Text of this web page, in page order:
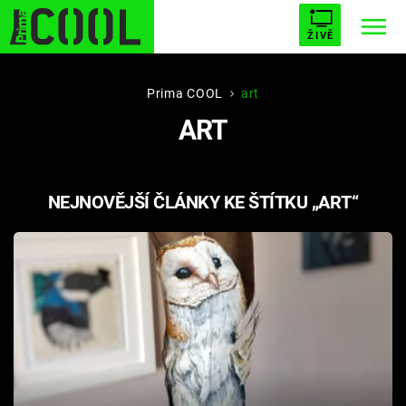
ŽIVĚ
BUFFY, PŘEMOŽITELKA UPÍRŮ
AVENGERS 5
Filmy
Seriály
Prima COOL art
ART
NEJNOVĚJŠÍ ČLÁNKY KE ŠTÍTKU „ART“